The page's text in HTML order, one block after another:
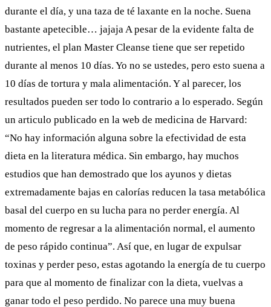
durante el día, y una taza de té laxante en la noche. Suena
bastante apetecible… jajaja A pesar de la evidente falta de
nutrientes, el plan Master Cleanse tiene que ser repetido
durante al menos 10 días. Yo no se ustedes, pero esto suena a
10 días de tortura y mala alimentación. Y al parecer, los
resultados pueden ser todo lo contrario a lo esperado. Según
un articulo publicado en la web de medicina de Harvard:
“No hay información alguna sobre la efectividad de esta
dieta en la literatura médica. Sin embargo, hay muchos
estudios que han demostrado que los ayunos y dietas
extremadamente bajas en calorías reducen la tasa metabólica
basal del cuerpo en su lucha para no perder energía. Al
momento de regresar a la alimentación normal, el aumento
de peso rápido continua”. Así que, en lugar de expulsar
toxinas y perder peso, estas agotando la energía de tu cuerpo
para que al momento de finalizar con la dieta, vuelvas a
ganar todo el peso perdido. No parece una muy buena